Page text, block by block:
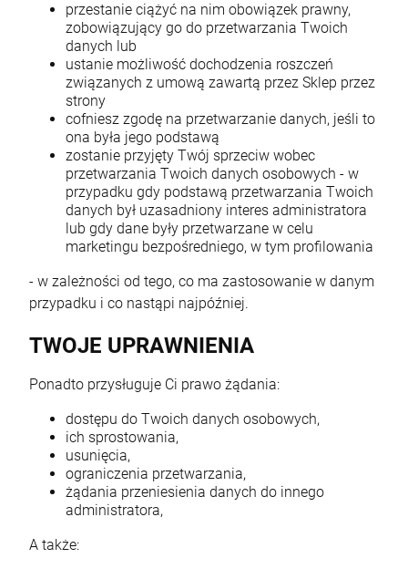
przestanie ciążyć na nim obowiązek prawny,
zobowiązujący go do przetwarzania Twoich
danych lub
ustanie możliwość dochodzenia roszczeń
związanych z umową zawartą przez Sklep przez
strony
cofniesz zgodę na przetwarzanie danych, jeśli to
ona była jego podstawą
zostanie przyjęty Twój sprzeciw wobec
przetwarzania Twoich danych osobowych - w
przypadku gdy podstawą przetwarzania Twoich
danych był uzasadniony interes administratora
lub gdy dane były przetwarzane w celu
marketingu bezpośredniego, w tym profilowania
- w zależności od tego, co ma zastosowanie w danym
przypadku i co nastąpi najpóźniej.
TWOJE UPRAWNIENIA
Ponadto przysługuje Ci prawo żądania:
dostępu do Twoich danych osobowych,
ich sprostowania,
usunięcia,
ograniczenia przetwarzania,
żądania przeniesienia danych do innego
administratora,
A także: